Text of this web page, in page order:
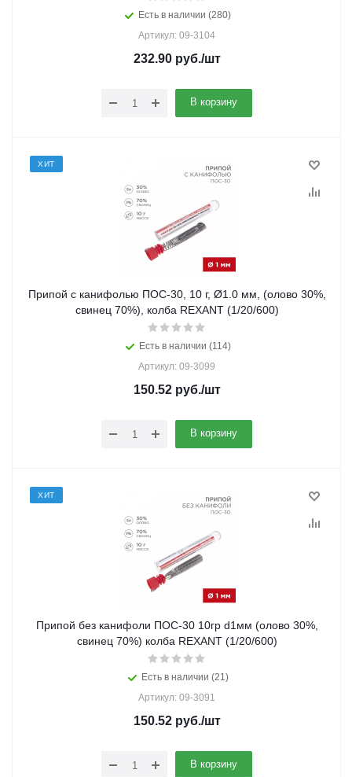
Есть в наличии (280)
Артикул: 09-3104
232.90руб./шт
В корзину
ХИТ
Припой с канифолью ПОС-30, 10 г, Ø1.0 мм, (олово 30%,
свинец 70%), колба REXANT (1/20/600)
Есть в наличии (114)
Артикул: 09-3099
150.52руб./шт
В корзину
ХИТ
Припой без канифоли ПОС-30 10гр d1мм (олово 30%,
свинец 70%) колба REXANT (1/20/600)
Есть в наличии (21)
Артикул: 09-3091
150.52руб./шт
В корзину